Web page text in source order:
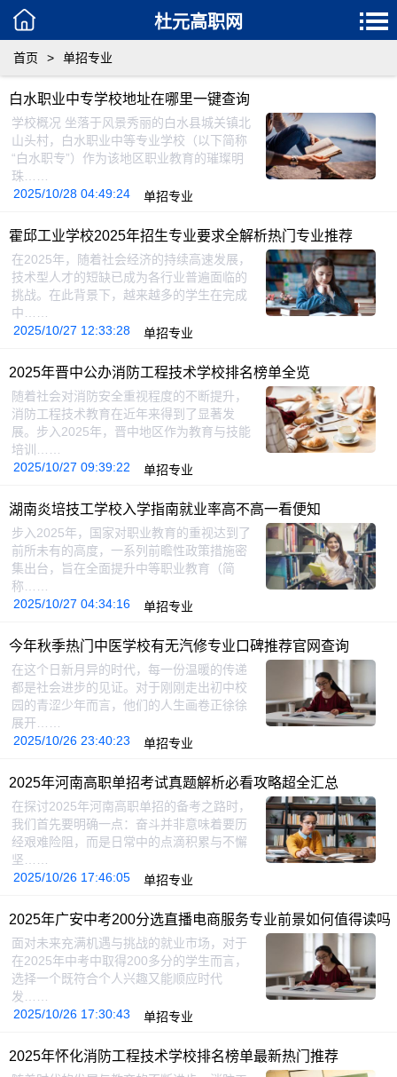
杜元高职网
首页 > 单招专业
白水职业中专学校地址在哪里一键查询
学校概况 坐落于风景秀丽的白水县城关镇北
山头村，白水职业中等专业学校（以下简称
“白水职专”）作为该地区职业教育的璀璨明
珠……
2025/10/28 04:49:24
单招专业
霍邱工业学校2025年招生专业要求全解析热门专业推荐
在2025年，随着社会经济的持续高速发展，
技术型人才的短缺已成为各行业普遍面临的
挑战。在此背景下，越来越多的学生在完成
中……
2025/10/27 12:33:28
单招专业
2025年晋中公办消防工程技术学校排名榜单全览
随着社会对消防安全重视程度的不断提升，
消防工程技术教育在近年来得到了显著发
展。步入2025年，晋中地区作为教育与技能
培训……
2025/10/27 09:39:22
单招专业
湖南炎培技工学校入学指南就业率高不高一看便知
步入2025年，国家对职业教育的重视达到了
前所未有的高度，一系列前瞻性政策措施密
集出台，旨在全面提升中等职业教育（简
称……
2025/10/27 04:34:16
单招专业
今年秋季热门中医学校有无汽修专业口碑推荐官网查询
在这个日新月异的时代，每一份温暖的传递
都是社会进步的见证。对于刚刚走出初中校
园的青涩少年而言，他们的人生画卷正徐徐
展开……
2025/10/26 23:40:23
单招专业
2025年河南高职单招考试真题解析必看攻略超全汇总
在探讨2025年河南高职单招的备考之路时，
我们首先要明确一点：奋斗并非意味着要历
经艰难险阻，而是日常中的点滴积累与不懈
坚……
2025/10/26 17:46:05
单招专业
2025年广安中考200分选直播电商服务专业前景如何值得读吗
面对未来充满机遇与挑战的就业市场，对于
在2025年中考中取得200多分的学生而言，
选择一个既符合个人兴趣又能顺应时代
发……
2025/10/26 17:30:43
单招专业
2025年怀化消防工程技术学校排名榜单最新热门推荐